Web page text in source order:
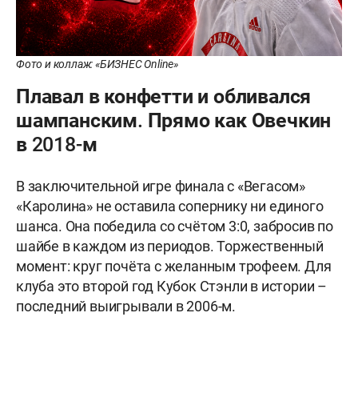
Фото и коллаж: «БИЗНЕС Online»
Плавал в конфетти и обливался
шампанским. Прямо как Овечкин
в 2018-м
В заключительной игре финала с «Вегасом»
«Каролина» не оставила сопернику ни единого
шанса. Она победила со счётом 3:0, забросив по
шайбе в каждом из периодов. Торжественный
момент: круг почёта с желанным трофеем. Для
клуба это второй год Кубок Стэнли в истории –
последний выигрывали в 2006-м.